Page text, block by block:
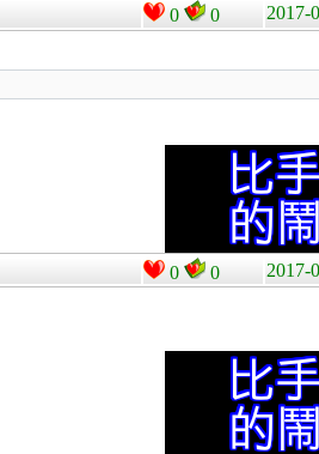
0 0 2017-
0 0 2017-